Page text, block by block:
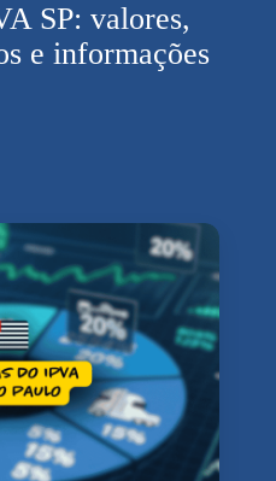
SP: valores,
e informações